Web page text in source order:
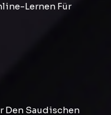
Lernen Für
Den Saudischen